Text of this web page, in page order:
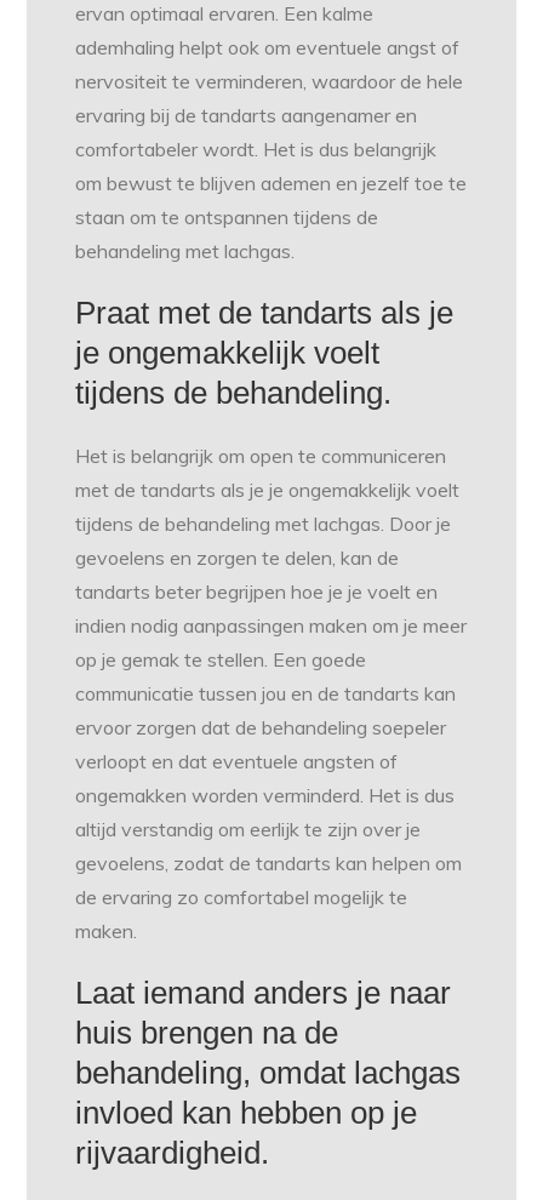
ervan optimaal ervaren. Een kalme
ademhaling helpt ook om eventuele angst of
nervositeit te verminderen, waardoor de hele
ervaring bij de tandarts aangenamer en
comfortabeler wordt. Het is dus belangrijk
om bewust te blijven ademen en jezelf toe te
staan om te ontspannen tijdens de
behandeling met lachgas.
Praat met de tandarts als je
je ongemakkelijk voelt
tijdens de behandeling.
Het is belangrijk om open te communiceren
met de tandarts als je je ongemakkelijk voelt
tijdens de behandeling met lachgas. Door je
gevoelens en zorgen te delen, kan de
tandarts beter begrijpen hoe je je voelt en
indien nodig aanpassingen maken om je meer
op je gemak te stellen. Een goede
communicatie tussen jou en de tandarts kan
ervoor zorgen dat de behandeling soepeler
verloopt en dat eventuele angsten of
ongemakken worden verminderd. Het is dus
altijd verstandig om eerlijk te zijn over je
gevoelens, zodat de tandarts kan helpen om
de ervaring zo comfortabel mogelijk te
maken.
Laat iemand anders je naar
huis brengen na de
behandeling, omdat lachgas
invloed kan hebben op je
rijvaardigheid.